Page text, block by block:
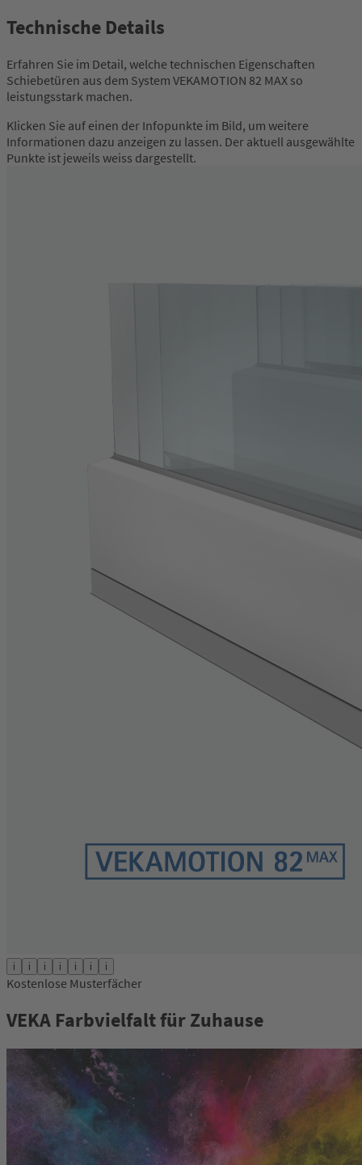
Technische Details
Erfahren Sie im Detail, welche technischen Eigenschaften
Schiebetüren aus dem System VEKAMOTION 82 MAX so
leistungsstark machen.
Klicken Sie auf einen der Infopunkte im Bild, um weitere
Informationen dazu anzeigen zu lassen. Der aktuell ausgewählte
Punkte ist jeweils weiss dargestellt.
i i i i i i i
Kostenlose Musterfächer
VEKA Farbvielfalt für Zuhause